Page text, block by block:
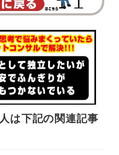
は下記の関連記事